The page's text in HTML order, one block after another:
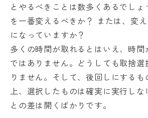
とやるべきことは数多くあるでし
を一番変えるべきか？ または、変
になっていますか？
多くの時間が取れるとはいえ、時間
ではありません。どうしても取捨選
りません。そして、後回しにする
上、選択したものは確実に実行しな
との差は開くばかりです。